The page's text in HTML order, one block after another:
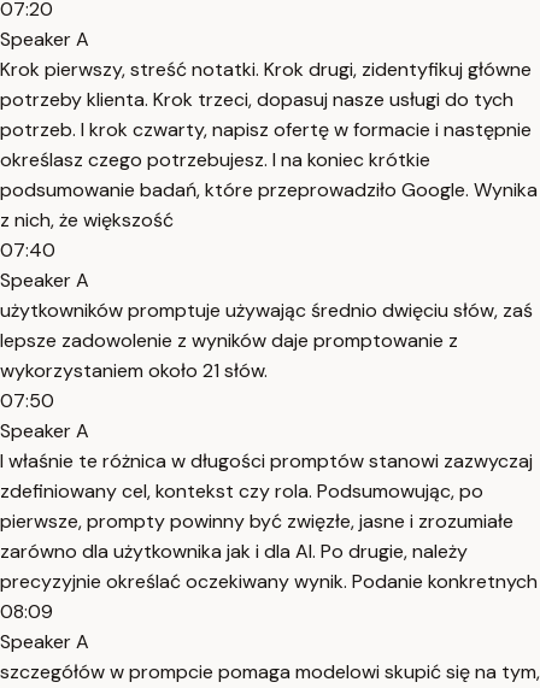
07:20
Speaker A
Krok pierwszy, streść notatki. Krok drugi, zidentyfikuj główne
potrzeby klienta. Krok trzeci, dopasuj nasze usługi do tych
potrzeb. I krok czwarty, napisz ofertę w formacie i następnie
określasz czego potrzebujesz. I na koniec krótkie
podsumowanie badań, które przeprowadziło Google. Wynika
z nich, że większość
07:40
Speaker A
użytkowników promptuje używając średnio dwięciu słów, zaś
lepsze zadowolenie z wyników daje promptowanie z
wykorzystaniem około 21 słów.
07:50
Speaker A
I właśnie te różnica w długości promptów stanowi zazwyczaj
zdefiniowany cel, kontekst czy rola. Podsumowując, po
pierwsze, prompty powinny być zwięzłe, jasne i zrozumiałe
zarówno dla użytkownika jak i dla AI. Po drugie, należy
precyzyjnie określać oczekiwany wynik. Podanie konkretnych
08:09
Speaker A
szczegółów w prompcie pomaga modelowi skupić się na tym,